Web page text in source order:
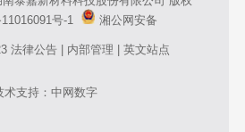
号-1 湘公网安备
法律公告 内部管理 英文站点
术支持：中网数字